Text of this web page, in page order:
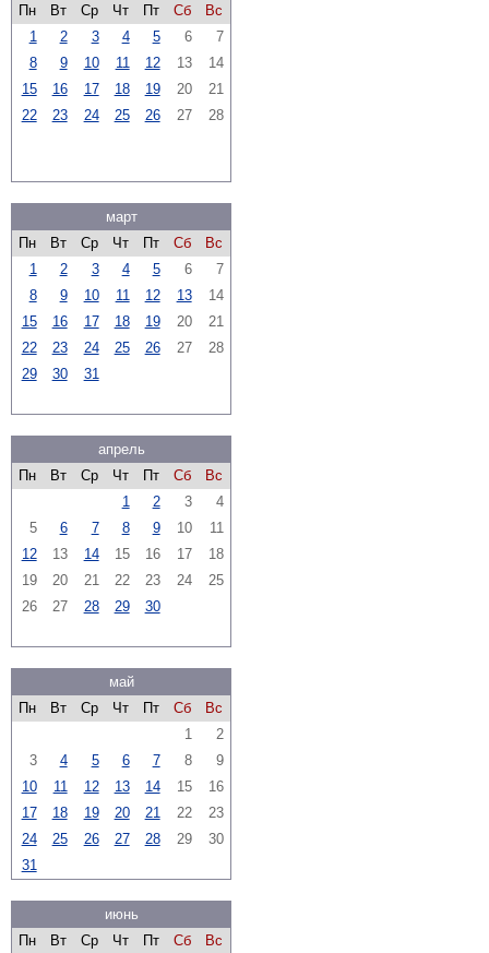
Пн Вт Ср Чт Пт Сб
Вс
1
2 3 4 5 6
7
8
9 10 11 12 13
14
15
16 17 18 19 20
21
22
23 24 25 26 27 28
март
Пн
Вт Ср Чт Пт Сб
Вс
1
2 3 4 5 6
7
8
9 10 11 12 13
14
15
16 17 18 19 20
21
22
23 24 25 26 27
28
29
30 31
апрель
Пн
Вт Ср Чт Пт Сб
Вс
1
2 3
4
5
6 7 8 9 10
11
12
13 14 15 16 17
18
19
20 21 22 23 24
25
26
27 28 29 30
май
Пн
Вт Ср Чт Пт Сб
Вс
1
2
3
4 5 6 7 8
9
10
11 12 13 14 15
16
17
18 19 20 21 22
23
24
25 26 27 28 29
30
31
июнь
Пн
Вт Ср Чт Пт Сб
Вс